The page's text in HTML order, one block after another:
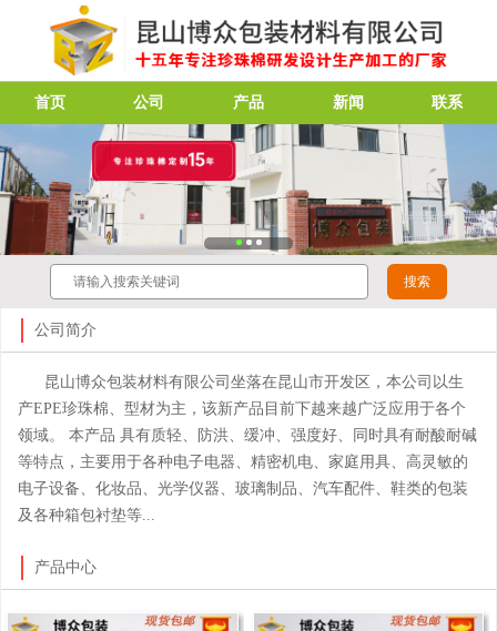
首页 公司 产品 新闻 联系
公司简介
昆山博众包装材料有限公司坐落在昆山市开发区，本公司以生
产EPE珍珠棉、型材为主，该新产品目前下越来越广泛应用于各个
领域。 本产品 具有质轻、防洪、缓冲、强度好、同时具有耐酸耐碱
等特点，主要用于各种电子电器、精密机电、家庭用具、高灵敏的
电子设备、化妆品、光学仪器、玻璃制品、汽车配件、鞋类的包装
及各种箱包衬垫等...
产品中心